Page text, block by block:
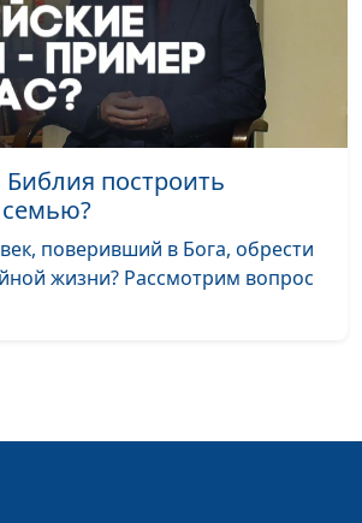
Анна Богатская, Нелли
Пашинян, педагог
Игорь Кириченко,
Василий Половинко,
психолог-консультант,
священнослужитель
Игорь Кириченко,
Василий Половинко,
#5
построить
поверивший в Бога, обрести
жизни? Рассмотрим вопрос